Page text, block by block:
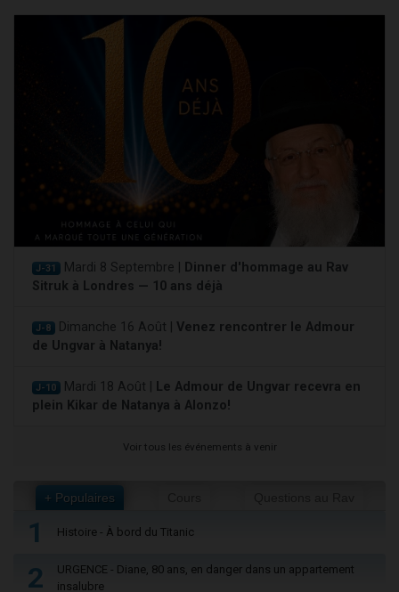
J-31 Mardi 8 Septembre |
Dinner d'hommage au Rav
Sitruk à Londres — 10 ans déjà
J-8 Dimanche 16 Août | Venez rencontrer le Admour
de Ungvar à Natanya!
J-10 Mardi 18 Août |
Le Admour de Ungvar recevra en
plein Kikar de Natanya à Alonzo!
Voir tous les événements à venir
+ Populaires
1 Histoire - À bord du Titanic
2
URGENCE - Diane, 80 ans, en danger dans un appartement
insalubre